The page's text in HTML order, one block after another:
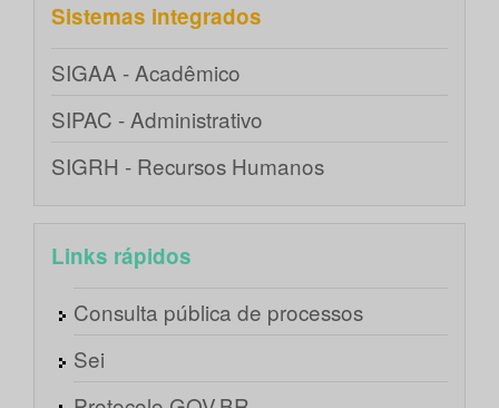
Sistemas integrados
SIGAA - Acadêmico
SIPAC - Administrativo
SIGRH - Recursos Humanos
Links rápidos
Consulta pública de processos
Sei